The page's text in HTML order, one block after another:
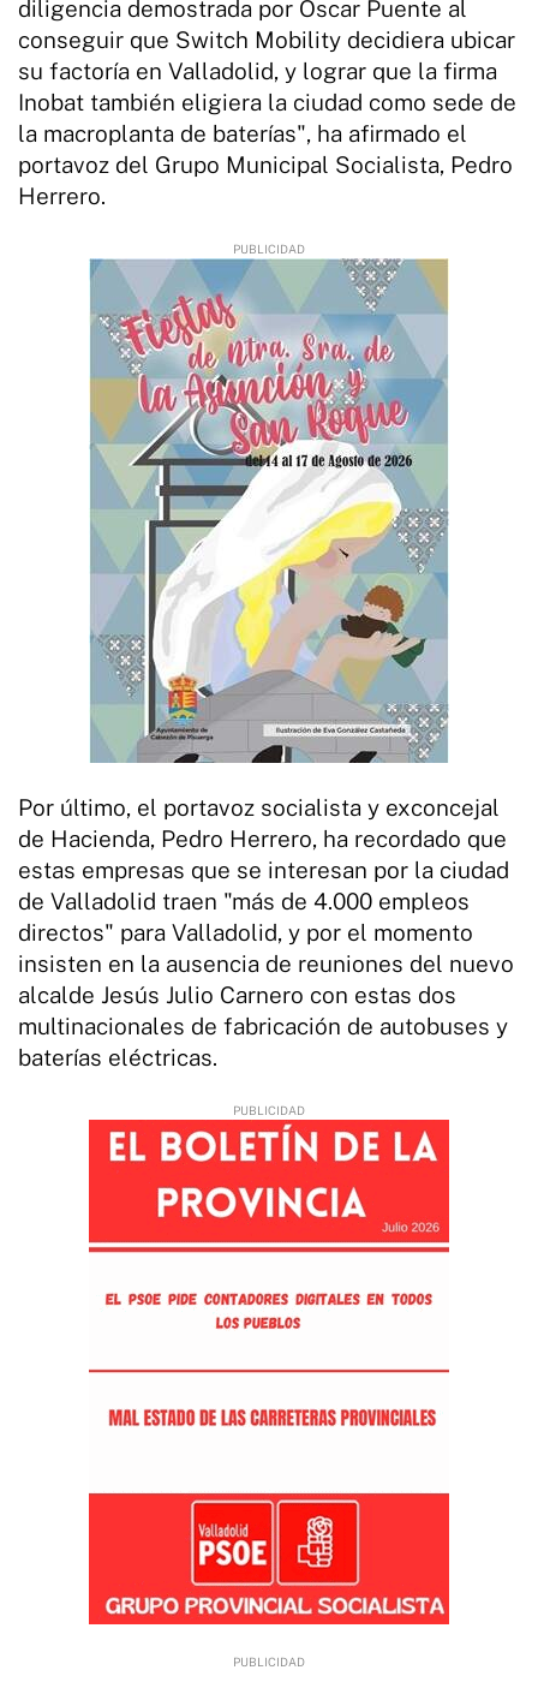
diligencia demostrada por Óscar Puente al
conseguir que Switch Mobility decidiera ubicar
su factoría en Valladolid, y lograr que la firma
Inobat también eligiera la ciudad como sede de
la macroplanta de baterías", ha afirmado el
portavoz del Grupo Municipal Socialista, Pedro
Herrero.
Por último, el portavoz socialista y exconcejal
de Hacienda, Pedro Herrero, ha recordado que
estas empresas que se interesan por la ciudad
de Valladolid traen "más de 4.000 empleos
directos" para Valladolid, y por el momento
insisten en la ausencia de reuniones del nuevo
alcalde Jesús Julio Carnero con estas dos
multinacionales de fabricación de autobuses y
baterías eléctricas.